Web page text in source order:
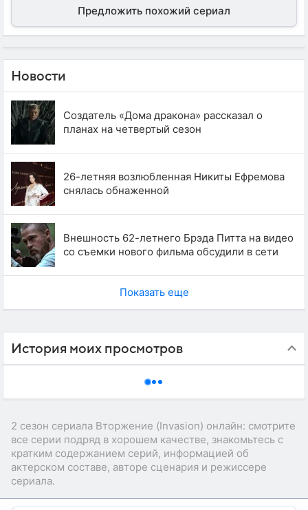
Предложить похожий сериал
Новости
Создатель «Дома дракона» рассказал о
планах на четвертый сезон
26-летняя возлюбленная Никиты Ефремова
снялась обнаженной
Внешность 62-летнего Брэда Питта на видео
со съемки нового фильма обсудили в сети
Показать еще
История моих просмотров
2 сезон сериала Вторжение (Invasion) онлайн: смотрите
все серии подряд в хорошем качестве, знакомьтесь с
кратким содержанием серий, информацией об
актерском составе, авторе сценария и режиссере
сериала.